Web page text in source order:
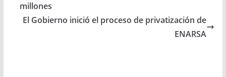
millones
El Gobierno inició el proceso de privatización de
ENARSA